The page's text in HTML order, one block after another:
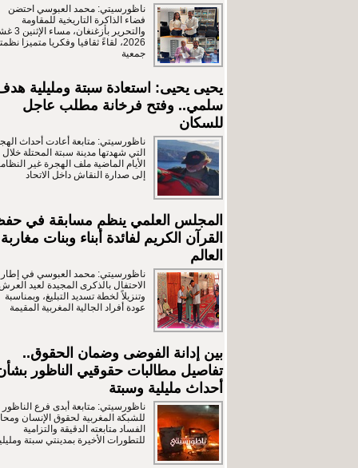
ناظورسيتي: محمد العبوسي احتضن
فضاء الذاكرة التاريخية للمقاومة
والتحرير
2026، لقاءً ثقافيا وفكريا متميزا
جمعية
يحيى يحيى: استعادة سبتة ومليلية
سلمي.. وفتح فرخانة مطلب عاجل
للسكان
ناظورسيتي: متابعة أعادت أحداث
التي شهدتها مدينة سبتة المحتلة خلال
الأيام الماضية ملف الهجرة غير
إلى صدارة النقاش داخل الاتحاد
المجلس العلمي ينظم مسابقة في
القرآن الكريم لفائدة أبناء وبنات مغاربة
العالم
ناظورسيتي: محمد العبوسي في إطار
الاحتفال بالذكرى المجيدة لعيد
وتنزيلاً لخطة تسديد التبليغ، وبمناسبة
عودة أفراد الجالية المغربية المقيمة
بين إدانة الفوضى وضمان الحقوق..
تفاصيل مطالبات حقوقيي الناظور
أحداث مليلية وسبتة
ناظورسيتي: متابعة أبدى فرع الناظور
للشبكة المغربية لحقوق الإنسان
الفساد متابعته الدقيقة والتزامية
للتطورات الأخيرة بمدينتي سبتة